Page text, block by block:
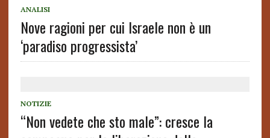
ANALISI
Nove ragioni per cui Israele non è un
‘paradiso progressista’
NOTIZIE
“Non vedete che sto male”: cresce la